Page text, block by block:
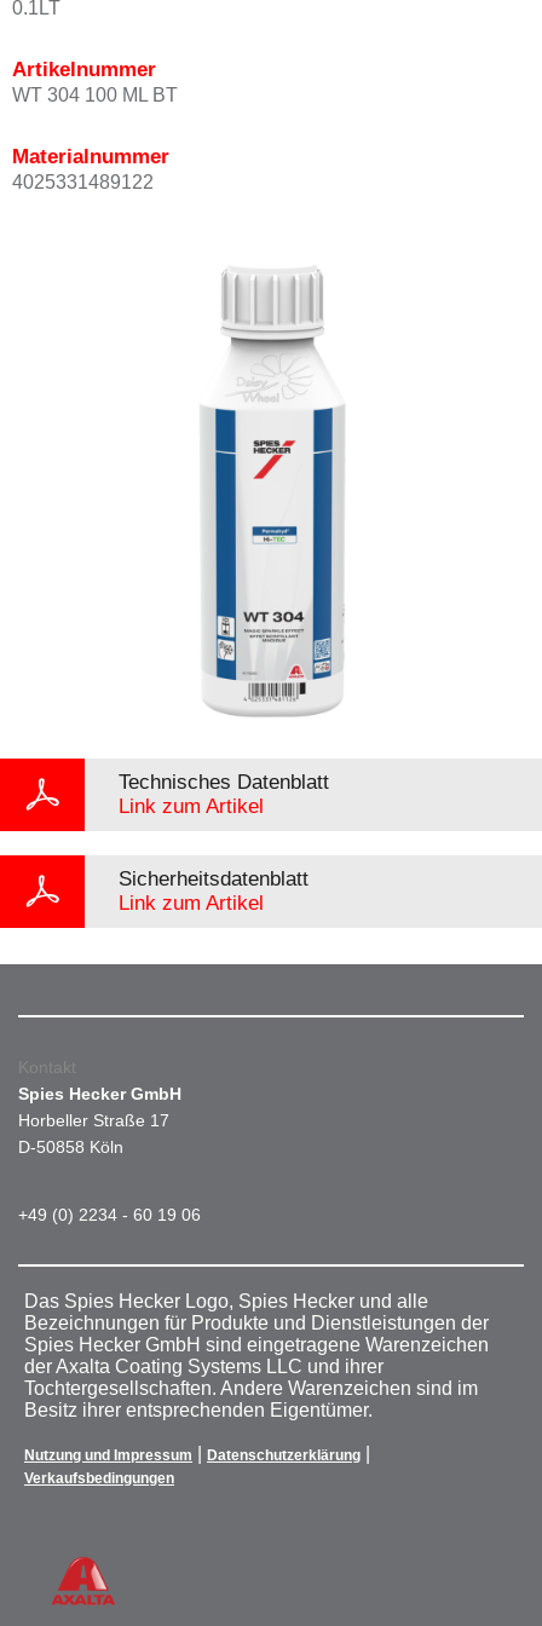
0.1LT
Artikelnummer
WT 304 100 ML BT
Materialnummer
4025331489122
Technisches Datenblatt
Link zum Artikel
Sicherheitsdatenblatt
Link zum Artikel
Kontakt
Spies Hecker GmbH
Horbeller Straße 17
D-50858 Köln
+49 (0) 2234 - 60 19 06
Das Spies Hecker Logo, Spies Hecker und alle
Bezeichnungen für Produkte und Dienstleistungen der
Spies Hecker GmbH sind eingetragene Warenzeichen
der Axalta Coating Systems LLC und ihrer
Tochtergesellschaften. Andere Warenzeichen sind im
Besitz ihrer entsprechenden Eigentümer.
Nutzung und Impressum Datenschutzerklärung
Verkaufsbedingungen